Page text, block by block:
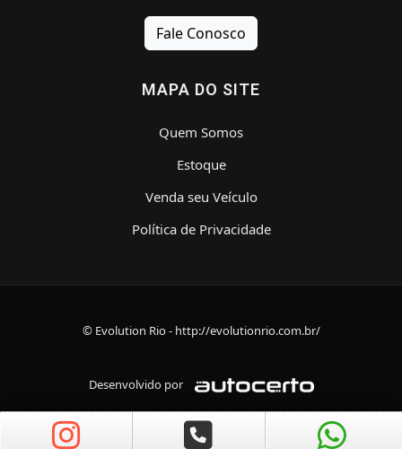
Fale Conosco
MAPA DO SITE
Quem Somos
Estoque
Venda seu Veículo
Política de Privacidade
© Evolution Rio - http://evolutionrio.com.br/
Desenvolvido por